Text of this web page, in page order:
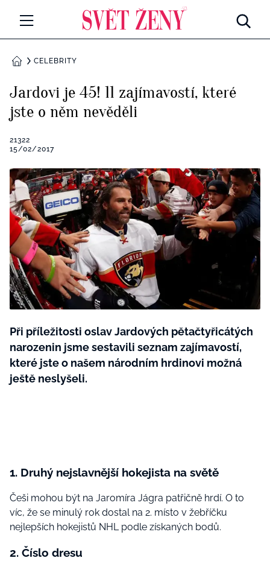
Všechny kategorie
RETROHUBKY
PSYCHOLOGIE
Všechny kategorie
Seberozvoj
ZDRAVÍ
Všechny kategorie
Životní styl
ZÁBAVA
Všechny kategorie
Testy a kvízy
BYDLENÍ
Všechny kategorie
Tvoření
Rady a tipy
BurdaMedia
Extra
SVĚT ŽENY - 599 KČ
ROČNÍ PŘEDPLATNÉ SVĚT ŽENY +
SADA PRODUKTŮ MANA (10 ks)
DOMŮCELEBRITY
Jardovi je 45! 11 zajímavostí, které
jste o něm nevěděli
21322
15/02/2017
Při příležitosti oslav Jardových pětačtyřicátých
narozenin jsme sestavili seznam zajímavostí,
které jste o našem národním hrdinovi možná
ještě neslyšeli.
1. Druhý nejslavnější hokejista na světě
Češi mohou být na Jaromíra Jágra patřičně hrdí. O to
víc, že se minulý rok dostal na 2. místo v žebříčku
nejlepších hokejistů NHL podle získaných bodů.
2. Číslo dresu